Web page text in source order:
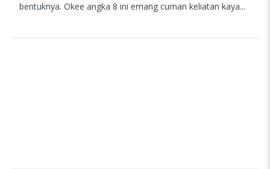
bentuknya. Okee angka 8 ini emang cuman keliatan kaya...